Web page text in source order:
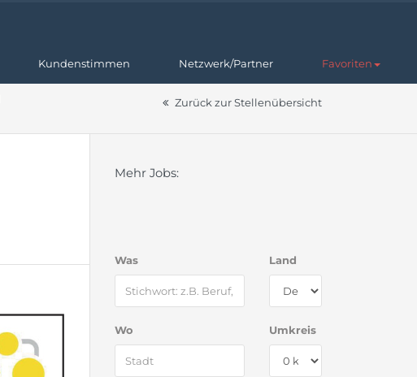
Kundenstimmen Netzwerk/Partner Favoriten
Zurück zur Stellenübersicht
Mehr Jobs:
Was Land
Wo Umkreis